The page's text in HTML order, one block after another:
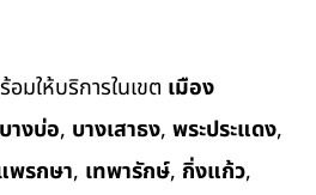
อมให้บริการในเขต เมือง
บางบ่อ, บางเสาธง, พระประแดง,
พรกษา, เทพารักษ์, กิ่งแก้ว,